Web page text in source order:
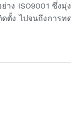
ง ISO9001 ซึ่ง
ง ไปจนถึงการ